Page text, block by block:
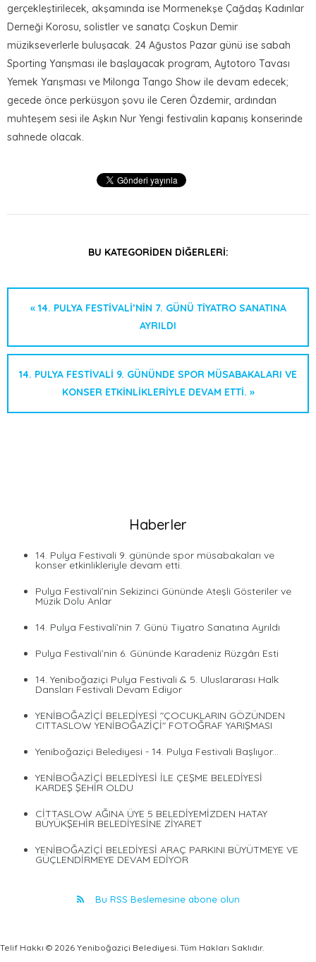
gerçekleştirilecek, akşamında ise Mormenekşe Çağdaş Kadınlar
Derneği Korosu, solistler ve sanatçı Coşkun Demir
müzikseverlerle buluşacak. 24 Ağustos Pazar günü ise sabah
Sporting Yarışması ile başlayacak program, Aytotoro Tavası
Yemek Yarışması ve Milonga Tango Show ile devam edecek;
gecede önce perküsyon şovu ile Ceren Özdemir, ardından
muhteşem sesi ile Aşkın Nur Yengi festivalin kapanış konserinde
sahnede olacak.
BU KATEGORIDEN DIĞERLERI:
« 14. PULYA FESTIVALI’NIN 7. GÜNÜ TIYATRO SANATINA
AYRILDI
14. PULYA FESTIVALI 9. GÜNÜNDE SPOR MÜSABAKALARI VE
KONSER ETKINLIKLERIYLE DEVAM ETTI. »
Haberler
14. Pulya Festivali 9. gününde spor müsabakaları ve
konser etkinlikleriyle devam etti.
Pulya Festivali’nin Sekizinci Gününde Ateşli Gösteriler ve
Müzik Dolu Anlar
14. Pulya Festivali’nin 7. Günü Tiyatro Sanatına Ayrıldı
Pulya Festivali’nin 6. Gününde Karadeniz Rüzgârı Esti
14. Yeniboğaziçi Pulya Festivali & 5. Uluslararası Halk
Dansları Festivali Devam Ediyor
YENİBOĞAZİÇİ BELEDİYESİ "ÇOCUKLARIN GÖZÜNDEN
CITTASLOW YENİBOĞAZİÇİ" FOTOĞRAF YARIŞMASI
Yeniboğaziçi Belediyesi - 14. Pulya Festivali Başlıyor...
YENİBOĞAZİÇİ BELEDİYESİ İLE ÇEŞME BELEDİYESİ
KARDEŞ ŞEHİR OLDU
CİTTASLOW AĞINA ÜYE 5 BELEDİYEMİZDEN HATAY
BÜYÜKŞEHİR BELEDİYESİNE ZİYARET
YENİBOĞAZİÇİ BELEDİYESİ ARAÇ PARKINI BÜYÜTMEYE VE
GÜÇLENDİRMEYE DEVAM EDİYOR
Bu RSS Beslemesine abone olun
Telif Hakkı © 2026 Yeniboğaziçi Belediyesi. Tüm Hakları Saklıdır.